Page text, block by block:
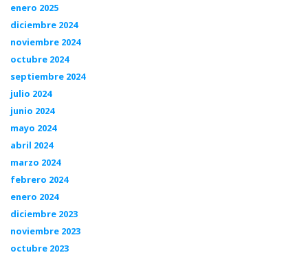
enero 2025
diciembre 2024
noviembre 2024
octubre 2024
septiembre 2024
julio 2024
junio 2024
mayo 2024
abril 2024
marzo 2024
febrero 2024
enero 2024
diciembre 2023
noviembre 2023
octubre 2023